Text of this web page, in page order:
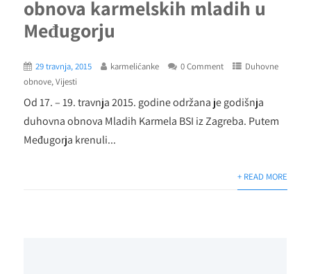
obnova karmelskih mladih u
Međugorju
29 travnja, 2015 karmelićanke 0 Comment
Duhovne
obnove,Vijesti
Od 17. – 19. travnja 2015. godine održana je godišnja
duhovna obnova Mladih Karmela BSI iz Zagreba. Putem
Međugorja krenuli...
+ READ MORE